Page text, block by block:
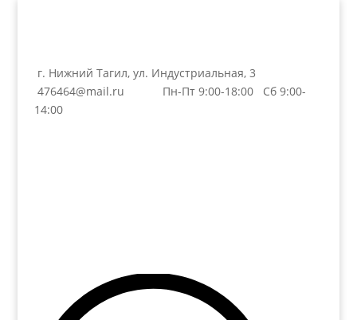
г. Нижний Тагил, ул. Индустриальная, 3
476464@mail.ru
Пн-Пт 9:00-18:00 Сб 9:00-
14:00